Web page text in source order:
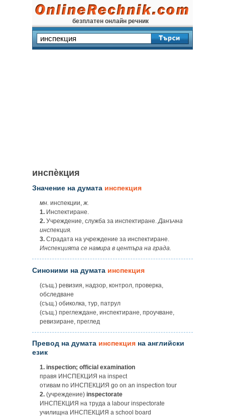
безплатен онлайн речник
инспѐкция
Значение на думата инспекция
мн. инспекции,ж.
1. Инспектиране.
2. Учреждение, служба за инспектиране.Данъчна
инспекция.
3. Сградата на учреждение за инспектиране.
Инспекцията се намира в центъра на града.
Синоними на думата инспекция
(същ.) ревизия, надзор, контрол, проверка,
обследване
(същ.) обиколка, тур, патрул
(същ.) преглеждане, инспектиране, проучване,
ревизиране, преглед
Превод на думата инспекция на английски
език
1. inspection; official examination
правя ИНСПЕКЦИЯ на inspect
отивам по ИНСПЕКЦИЯ go on an inspection tour
2. (учреждение) inspectorate
ИНСПЕКЦИЯ на труда a labour inspectorate
училищна ИНСПЕКЦИЯ a school board